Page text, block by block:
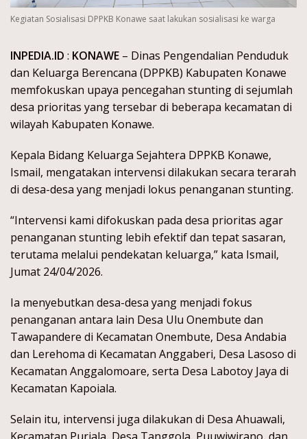
Kegiatan Sosialisasi DPPKB Konawe saat lakukan sosialisasi ke warga
INPEDIA.ID : KONAWE – Dinas Pengendalian Penduduk
dan Keluarga Berencana (DPPKB) Kabupaten Konawe
memfokuskan upaya pencegahan stunting di sejumlah
desa prioritas yang tersebar di beberapa kecamatan di
wilayah Kabupaten Konawe.
Kepala Bidang Keluarga Sejahtera DPPKB Konawe,
Ismail, mengatakan intervensi dilakukan secara terarah
di desa-desa yang menjadi lokus penanganan stunting.
“Intervensi kami difokuskan pada desa prioritas agar
penanganan stunting lebih efektif dan tepat sasaran,
terutama melalui pendekatan keluarga,” kata Ismail,
Jumat 24/04/2026.
Ia menyebutkan desa-desa yang menjadi fokus
penanganan antara lain Desa Ulu Onembute dan
Tawapandere di Kecamatan Onembute, Desa Andabia
dan Lerehoma di Kecamatan Anggaberi, Desa Lasoso di
Kecamatan Anggalomoare, serta Desa Labotoy Jaya di
Kecamatan Kapoiala.
Selain itu, intervensi juga dilakukan di Desa Ahuawali,